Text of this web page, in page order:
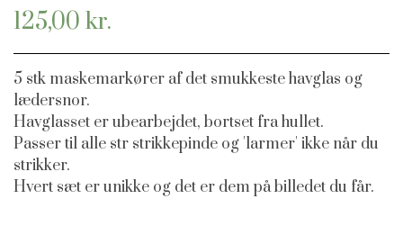
125,00 kr.
5 stk maskemarkører af det smukkeste havglas og
lædersnor.
Havglasset er ubearbejdet, bortset fra hullet.
Passer til alle str strikkepinde og 'larmer' ikke når du
strikker.
Hvert sæt er unikke og det er dem på billedet du får.